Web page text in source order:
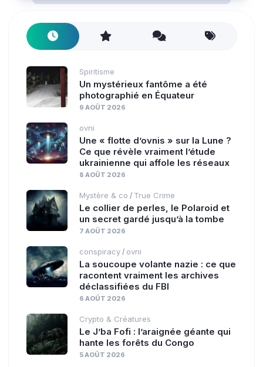
Spiritisme
Un mystérieux fantôme a été
photographié en Équateur
9 AOÛT 2026
ovni
Une « flotte d’ovnis » sur la Lune ?
Ce que révèle vraiment l’étude
ukrainienne qui affole les réseaux
8 AOÛT 2026
Mystère & co / True Crime
Le collier de perles, le Polaroid et
un secret gardé jusqu’à la tombe
7 AOÛT 2026
conspiracy / ovni
La soucoupe volante nazie : ce que
racontent vraiment les archives
déclassifiées du FBI
6 AOÛT 2026
Crypto & Créatures
Le J’ba Fofi : l’araignée géante qui
hante les forêts du Congo
5 AOÛT 2026